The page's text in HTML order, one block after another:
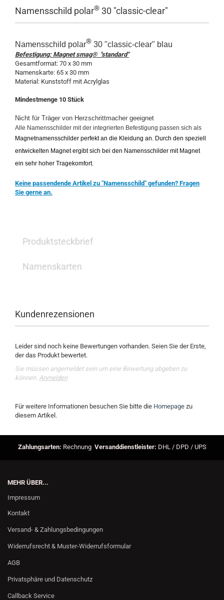
Namensschild polar® 30 "classic-clear"
Namensschild polar® 30 "classic-clear" blau
Befestigung: Magnet smag® "standard"
Gesamtformat: 70 x 30 mm
Namenskarte: 65 x 30 mm
Material: Kunststoff mit Acrylglas
Mindestmenge 10 Stück
Nicht für Träger von Herzschrittmacher geeignet
Alle Namensschilder mit der integrierten Befestigung passen sich als
Magnetnamensschilder perfekt an die Kleidung an. Durch den speziell
entwickelten Magnet ergibt sich bei den Namensschilder mit Magnet
ein sehr hoher Tragekomfort.
Keine passendende Artikel zu "Namensschild" gefunden? Fragen
Sie gerne an.
Produktsteckbrief
Namenskarten
Kundenrezensionen
Leider sind noch keine Bewertungen vorhanden. Seien Sie der Erste,
der das Produkt bewertet.
Sie müssen angemeldet sein um eine Bewertung abgeben zu
können. Anmelden
Für weitere Informationen besuchen Sie bitte die Homepage zu
diesem Artikel.
Zahlungsarten: Rechnung Versanddienstleister: DHL / DPD / UPS
MEHR ÜBER...
Impressum
Kontakt
Versand- & Zahlungsbedingungen
Widerrufsrecht & Muster-Widerrufsformular
AGB
Privatsphäre und Datenschutz
Callback Service